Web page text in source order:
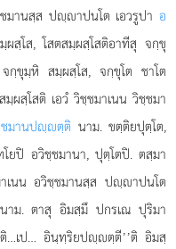
มานสฺส ปฺาปนโต เอวรูปา อ
สฺโส, โสตสมฺผสฺโสติอาทีสุ จกฺขุ
กฺขุมฺหิ สมฺผสฺโส, จกฺขุโต ชาโต
ผสฺโสติ เอวํ วิชฺชมาเนน วิชฺชมา
มานปฺตฺติ นาม. ขตฺติยปุตฺโต,
ยปิ อวิชฺชมานา, ปุตฺโตปิ. ตสฺมา
เนน อวิชฺชมานสฺส ปฺาปนโต
นาม. ตาสุ อิมสฺมึ ปกรเณ ปุริมา
เป… อินฺทฺริยปฺตฺตี’’ติ อิมสฺ